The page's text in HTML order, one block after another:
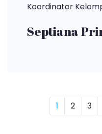
Koordinator
Septiana
1(current)
2 3